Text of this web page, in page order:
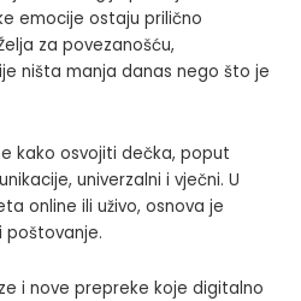
emocije ostaju prilično
za povezanošću,
ništa manja danas nego što je
kako osvojiti dečka, poput
univerzalni i vječni. U
online ili uživo, osnova je
poštovanje.
i nove prepreke koje digitalno